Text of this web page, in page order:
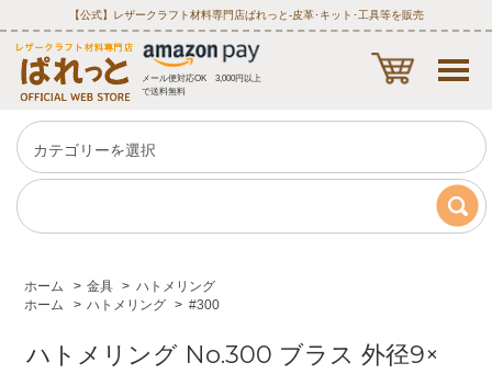
【公式】レザークラフト材料専門店ぱれっと‐皮革･キット･工具等を販売
メール便対応OK 3,000円以上
で送料無料
ホーム > 金具 > ハトメリング
ホーム
> ハトメリング > #300
ハトメリング No.300 ブラス 外径9×